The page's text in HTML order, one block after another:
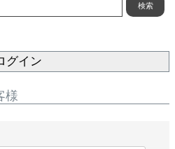
検索
グイン
様